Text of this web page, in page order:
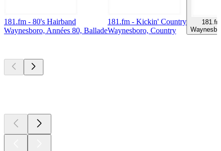
181.fm - 80's Hairband
Waynesboro, Années 80, Ballade
181.fm - Kickin' Country
Waynesboro, Country